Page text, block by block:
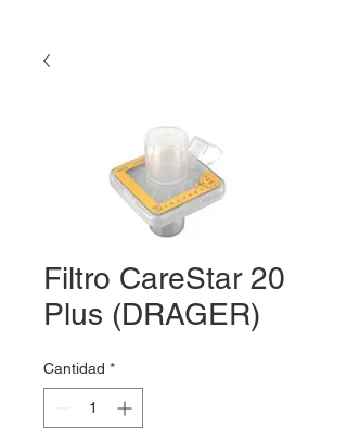
Filtro CareStar 20
Plus (DRAGER)
Cantidad *